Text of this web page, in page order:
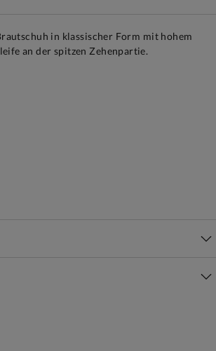
in klassischer Form mit hohem
an der spitzen Zehenpartie.